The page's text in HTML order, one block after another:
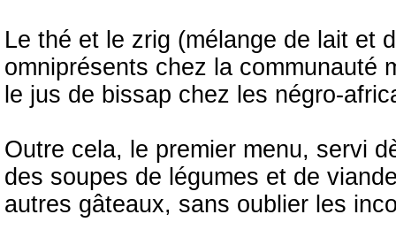
Le thé et le zrig (mélange de lait et
omniprésents chez la communauté
le jus de bissap chez les négro-
Outre cela, le premier menu, servi
des soupes de légumes et de
autres gâteaux, sans oublier les